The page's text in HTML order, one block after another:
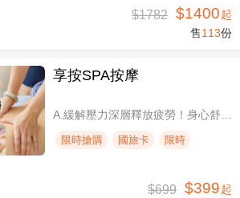
$1782 $1400起
售113份
享按SPA按摩
限時搶購 國旅卡 限時
$699 $399起